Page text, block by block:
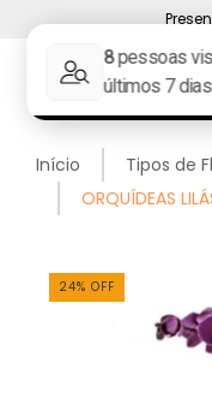
Início Tipos de
ORQUÍDEAS
24% OFF